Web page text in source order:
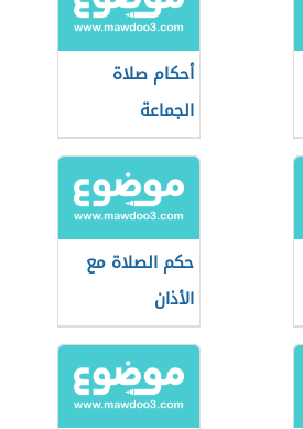
أحكام صلاة
الجماعة
حكم الصلاة مع
الأذان